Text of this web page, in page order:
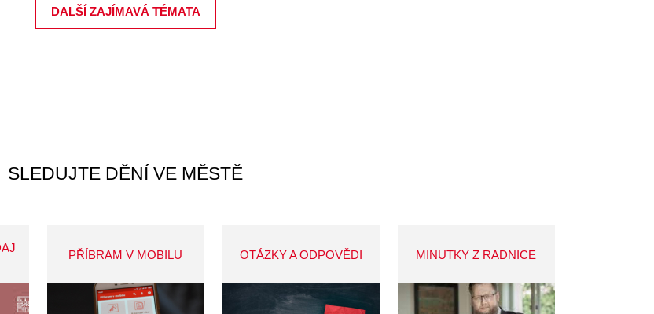
DALŠÍ ZAJÍMAVÁ TÉMATA
SLEDUJTE DĚNÍ VE MĚSTĚ
PŘÍBRAM V MOBILU OTÁZKY A ODPOVĚDI MINUTKY Z RADNICE